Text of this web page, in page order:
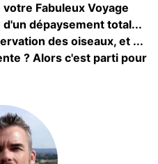
Fabuleux Voyage
dépaysement total...
des oiseaux, et ...
? Alors c'est parti pour